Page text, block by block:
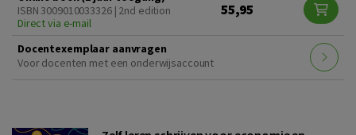
ISBN 3009010033326 | 2nd edition
Direct via e-mail
55,95
Docentexemplaar aanvragen
Voor docenten met een onderwijsaccount